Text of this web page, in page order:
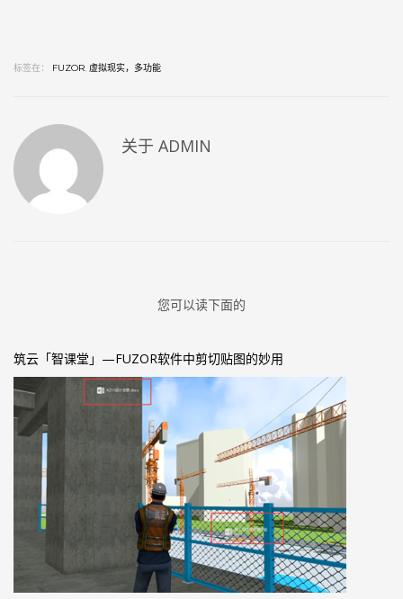
标签在： FUZOR, 虚拟现实，多功能
关于 ADMIN
您可以读下面的
筑云「智课堂」—FUZOR软件中剪切贴图的妙用